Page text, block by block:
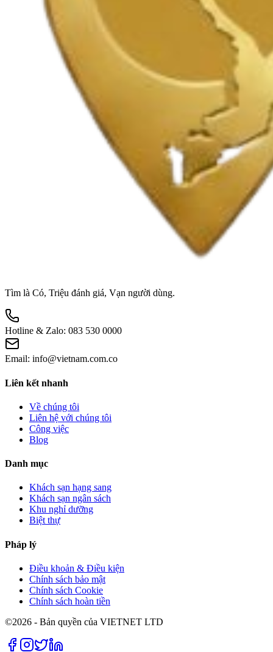
Tìm là Có, Triệu đánh giá, Vạn người dùng.
Hotline & Zalo: 083 530 0000
Email: info@vietnam.com.co
Liên kết nhanh
Về chúng tôi
Liên hệ với chúng tôi
Công việc
Blog
Danh mục
Khách sạn hạng sang
Khách sạn ngân sách
Khu nghỉ dưỡng
Biệt thự
Pháp lý
Điều khoản & Điều kiện
Chính sách bảo mật
Chính sách Cookie
Chính sách hoàn tiền
©2026 - Bản quyền của VIETNET LTD